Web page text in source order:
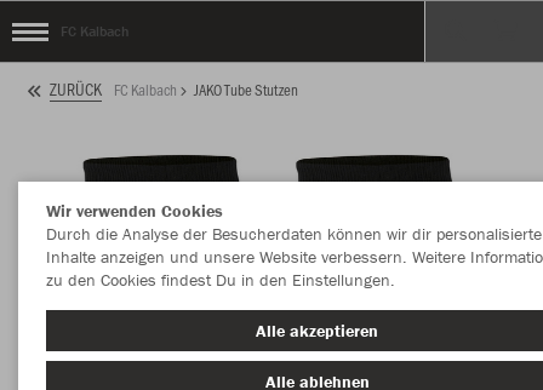
FC Kalbach
ZURÜCK FC Kalbach JAKO Tube Stutzen
Wir verwenden Cookies
Durch die Analyse der Besucherdaten können wir dir personalisierte
Inhalte anzeigen und unsere Website verbessern. Weitere
zu den Cookies findest Du in den Einstellungen.
Alle akzeptieren
Alle ablehnen